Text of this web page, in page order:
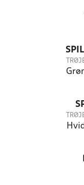
Hvid